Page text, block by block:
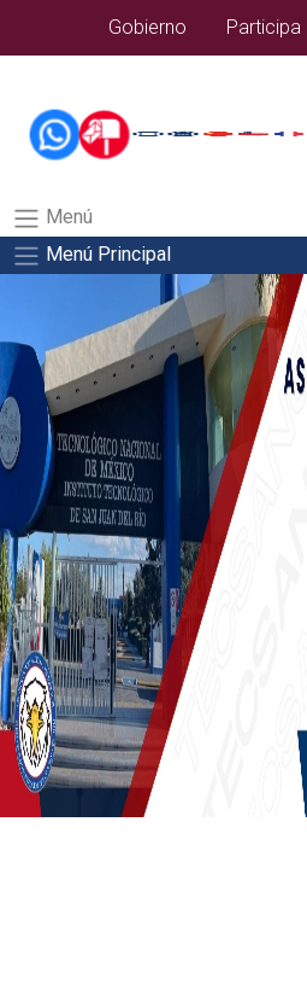
alumnos/plantilla_tecnmSalida del comando:
Gobierno Participa
Menú
Menú Principal